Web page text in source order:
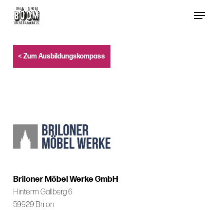
content
Menu
< Zum Ausbildungskompass
Briloner Möbel Werke GmbH
Hinterm Gallberg 6
59929 Brilon